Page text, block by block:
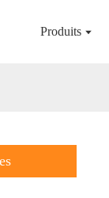
Produits